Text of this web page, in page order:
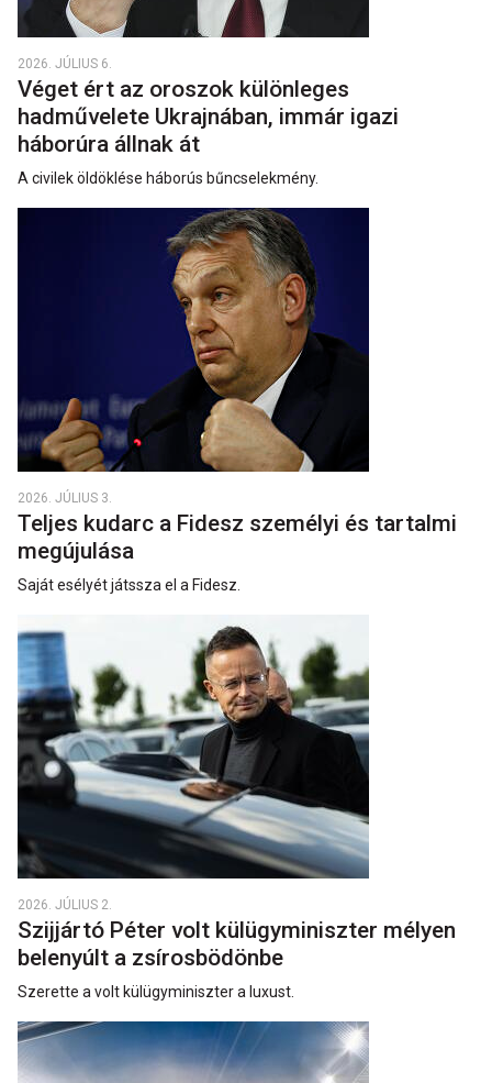
2026. JÚLIUS 6.
Véget ért az oroszok különleges
hadművelete Ukrajnában, immár igazi
háborúra állnak át
A civilek öldöklése háborús bűncselekmény.
2026. JÚLIUS 3.
Teljes kudarc a Fidesz személyi és tartalmi
megújulása
Saját esélyét játssza el a Fidesz.
2026. JÚLIUS 2.
Szijjártó Péter volt külügyminiszter mélyen
belenyúlt a zsírosbödönbe
Szerette a volt külügyminiszter a luxust.